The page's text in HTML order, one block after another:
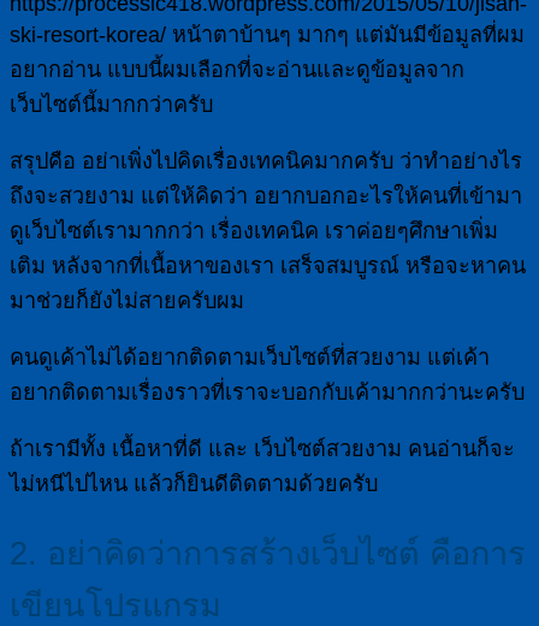
ski-resort-korea/ หน้าตาบ้านๆ มากๆ แต่มันมีข้อมูลที่ผม
อยากอ่าน แบบนี้ผมเลือกที่จะอ่านและดูข้อมูลจาก
เว็บไซต์นี้มากกว่าครับ
สรุปคือ อย่าเพิ่งไปคิดเรื่องเทคนิคมากครับ ว่าทำอย่างไร
ถึงจะสวยงาม แต่ให้คิดว่า อยากบอกอะไรให้คนที่เข้ามา
ดูเว็บไซต์เรามากกว่า เรื่องเทคนิค เราค่อยๆศึกษาเพิ่ม
เติม หลังจากที่เนื้อหาของเรา เสร็จสมบูรณ์ หรือจะหาคน
มาช่วยก็ยังไม่สายครับผม
คนดูเค้าไม่ได้อยากติดตามเว็บไซต์ที่สวยงาม แต่เค้า
อยากติดตามเรื่องราวที่เราจะบอกกับเค้ามากกว่านะครับ
ถ้าเรามีทั้ง เนื้อหาที่ดี และ เว็บไซต์สวยงาม คนอ่านก็จะ
ไม่หนีไปไหน แล้วก็ยินดีติดตามด้วยครับ
2. อย่าคิดว่าการสร้างเว็บไซต์ คือการ
เขียนโปรแกรม